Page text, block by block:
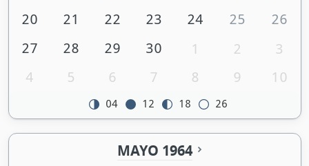
20
21 22 23 24 25
26
27
28 29 30 1 2
3
4
5 6 7 8 9 10
04 12 18 26
MAYO 1964